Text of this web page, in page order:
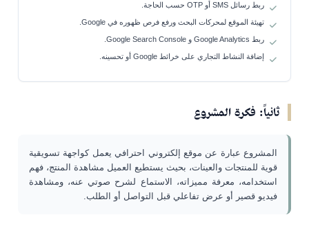
ربط رسائل SMS أو OTP حسب الحاجة.
تهيئة الموقع لمحركات البحث ورفع فرص ظهوره في Google.
ربط Google Analytics و Google Search Console.
إضافة النشاط التجاري على خرائط Google أو تحسينه.
ثانياً: فكرة المشروع
المشروع عبارة عن موقع إلكتروني احترافي يعمل كواجهة تسويقية
قوية للمنتجات والعينات، بحيث يستطيع العميل مشاهدة المنتج، فهم
استخدامه، معرفة مميزاته، الاستماع لشرح صوتي عنه، ومشاهدة
فيديو قصير أو عرض تفاعلي قبل التواصل أو الطلب.